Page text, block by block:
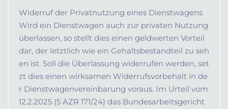
Widerruf der Privatnutzung eines Dienstwagens
Wird ein Dienstwagen auch zur privaten Nutzung
überlassen, so stellt dies einen geldwerten Vorteil
dar, der letztlich wie ein Gehaltsbestandteil zu seh
en ist. Soll die Überlassung widerrufen werden, set
zt dies einen wirksamen Widerrufsvorbehalt in de
r Dienstwagenvereinbarung voraus. Im Urteil vom
12.2.2025 (5 AZR 171/24) das Bundesarbeitsgericht